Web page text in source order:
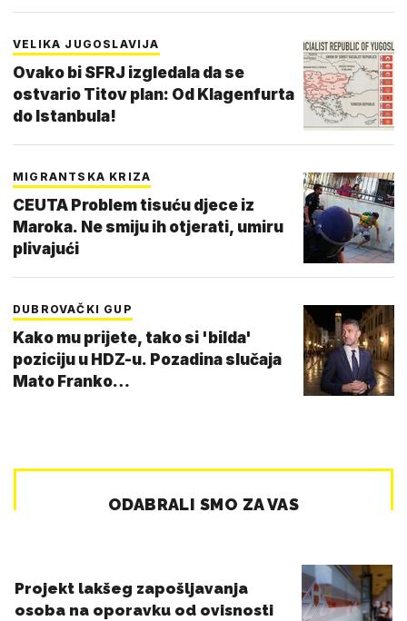
VELIKA JUGOSLAVIJA
Ovako bi SFRJ izgledala da se
ostvario Titov plan: Od Klagenfurta
do Istanbula!
MIGRANTSKA KRIZA
CEUTA Problem tisuću djece iz
Maroka. Ne smiju ih otjerati, umiru
plivajući
DUBROVAČKI GUP
Kako mu prijete, tako si 'bilda'
poziciju u HDZ-u. Pozadina slučaja
Mato Franko…